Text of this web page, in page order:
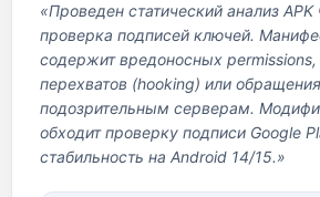
«Проведен статический анализ APK
проверка подписей ключей.
содержит вредоносных
перехватов (hooking) или
подозрительным серверам.
обходит проверку подписи Google
стабильность на Android 14/15.»